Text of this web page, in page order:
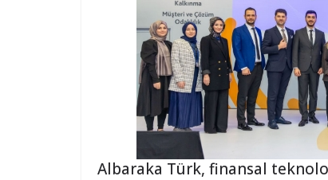
Albaraka Türk, finansal